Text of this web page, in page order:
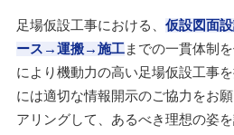
足場仮設工事における、 仮設図面
ース→運搬→施工までの一貫体制
により機動力の高い足場仮設工事
には適切な情報開示のご協力をお
アリングして、あるべき理想の姿